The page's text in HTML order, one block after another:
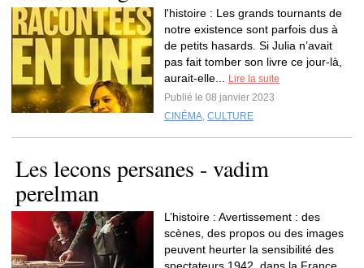
l'histoire : Les grands tournants de
notre existence sont parfois dus à
de petits hasards. Si Julia n’avait
pas fait tomber son livre ce jour-là,
aurait-elle...
Lire la suite
Publié le 08 janvier 2023
CINÉMA, CULTURE
Les lecons persanes - vadim
perelman
L’histoire : Avertissement : des
scènes, des propos ou des images
peuvent heurter la sensibilité des